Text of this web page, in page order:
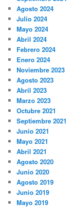
Agosto 2024
Julio 2024
Mayo 2024
Abril 2024
Febrero 2024
Enero 2024
Noviembre 2023
Agosto 2023
Abril 2023
Marzo 2023
Octubre 2021
Septiembre 2021
Junio 2021
Mayo 2021
Abril 2021
Agosto 2020
Junio 2020
Agosto 2019
Junio 2019
Mayo 2019